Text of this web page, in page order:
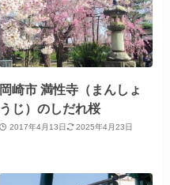
岡崎市 満性寺（まんしょ
うじ）のしだれ桜
2017年4月13日 2025年4月23日